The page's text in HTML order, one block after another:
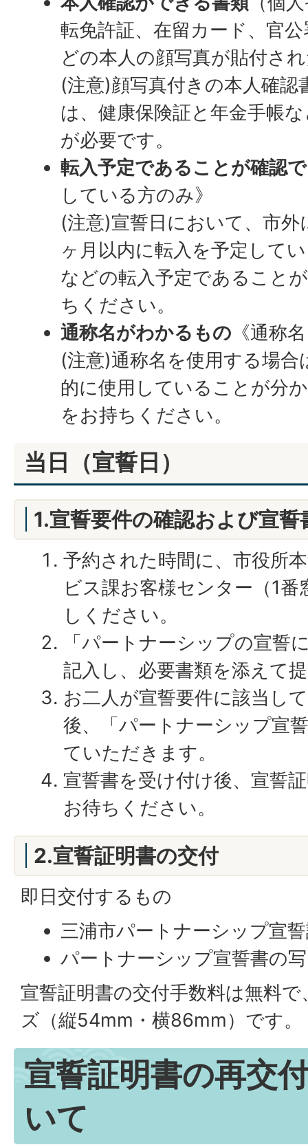
転免許証、在留カード、官
どの本人の顔写真が貼付さ
(注意)顔写真付きの本人確
は、健康保険証と年金手帳
が必要です。
転入予定であることが確認
している方のみ》
(注意)宣誓日において、市
ヶ月以内に転入を予定して
などの転入予定であること
ちください。
通称名がわかるもの 《通称
(注意)通称名を使用する場
的に使用していることが分
をお持ちください。
当日（宣誓日）
1.宣誓要件の確認および宣誓
予約された時間に、市役所
ビス課お客様センター（1
しください。
「パートナーシップの宣誓
記入し、必要書類を添えて
お二人が宣誓要件に該当し
後、「パートナーシップ宣
ていただきます。
宣誓書を受け付け後、宣誓
お待ちください。
2.宣誓証明書の交付
即日交付するもの
三浦市パートナーシップ宣
パートナーシップ宣誓書の
宣誓証明書の交付手数料は無料
ズ（縦54mm・横86mm）です。
宣誓証明書の再交
いて